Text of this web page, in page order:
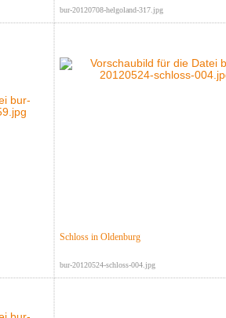
bur-20120708-helgoland-317.jpg
Schloss in Oldenburg
bur-20120524-schloss-004.jpg